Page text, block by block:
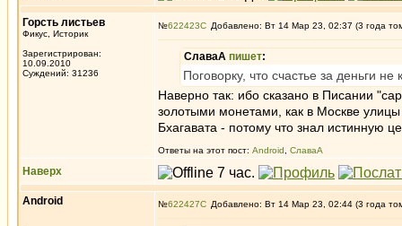
Горсть листьев
Фикус, Историк
Зарегистрирован:
10.09.2010
Суждений: 31236
№622423 Добавлено: Вт 14 Мар 23, 02:37 (3 года
СлаваА пишет:
Поговорку, что счастье за деньги
Наверно так: ибо сказано в Писании
золотыми монетами, как в Москве улицы
Бхагавата - потому что знал истинную
Ответы на этот пост: Android СлаваА
Наверх
Android №622427 Добавлено: Вт 14 Мар 23, 02:44 (3 года